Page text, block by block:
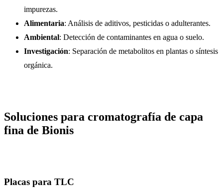
impurezas.
Alimentaria: Análisis de aditivos, pesticidas o adulterantes.
Ambiental: Detección de contaminantes en agua o suelo.
Investigación: Separación de metabolitos en plantas o síntesis
orgánica.
Soluciones para cromatografía de capa
fina de Bionis
Placas para TLC